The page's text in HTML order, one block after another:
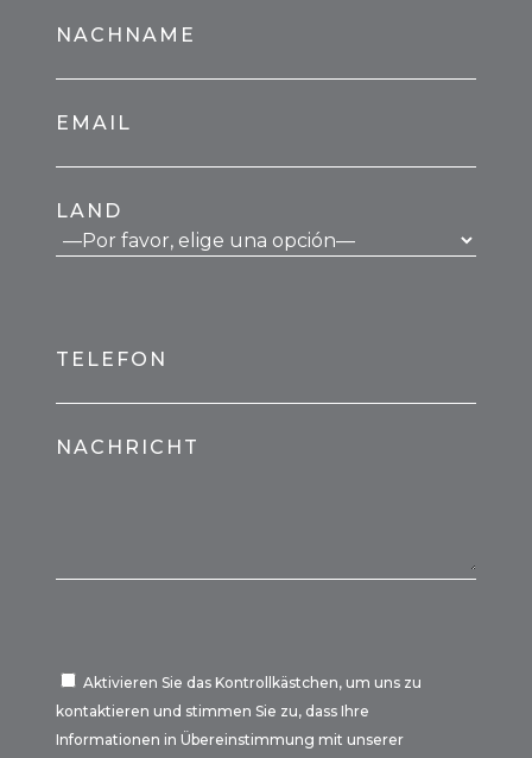
NACHNAME
EMAIL
LAND
TELEFON
NACHRICHT
Aktivieren Sie das Kontrollkästchen, um uns zu
kontaktieren und stimmen Sie zu, dass Ihre
Informationen in Übereinstimmung mit unserer